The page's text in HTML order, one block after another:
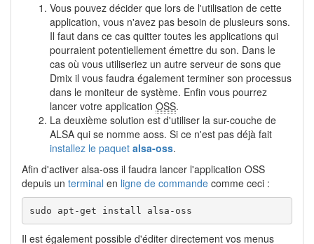
Vous pouvez décider que lors de l'utilisation de cette
application, vous n'avez pas besoin de plusieurs sons.
Il faut dans ce cas quitter toutes les applications qui
pourraient potentiellement émettre du son. Dans le
cas où vous utiliseriez un autre serveur de sons que
Dmix il vous faudra également terminer son processus
dans le moniteur de système. Enfin vous pourrez
lancer votre application OSS.
La deuxième solution est d'utiliser la sur-couche de
ALSA qui se nomme aoss. Si ce n'est pas déjà fait
installez le paquet alsa-oss.
Afin d'activer alsa-oss il faudra lancer l'application OSS
depuis un terminal en ligne de commande comme ceci :
sudo apt-get install alsa-oss
Il est également possible d'éditer directement vos menus